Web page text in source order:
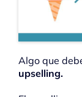
Algo que
upselling.